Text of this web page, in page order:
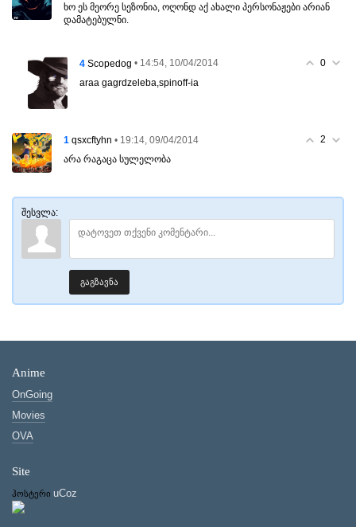
ხო ეს მეორე სეზონია, ოღონდ აქ ახალი პერსონაჟები არიან
დამატებულნი.
0
4 Scopedog • 14:54, 10/04/2014
araa gagrdzeleba,spinoff-ia
2
1 qsxcftyhn • 19:14, 09/04/2014
არა რაგაცა სულელობა
შესვლა:
გაგზავნა
Anime
OnGoing
Movies
OVA
Site
ჰოსტერი uCoz